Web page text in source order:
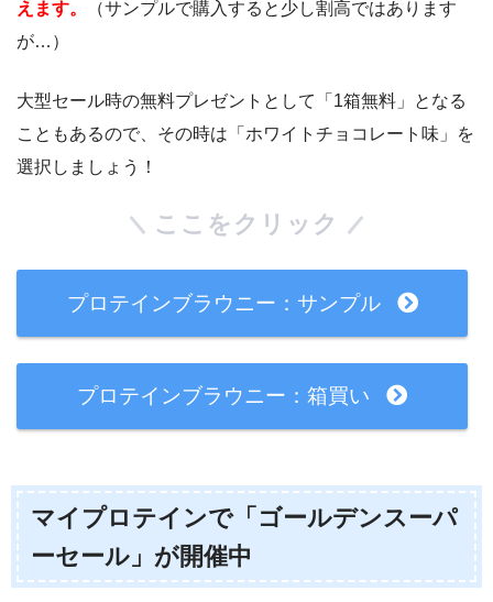
えます。
（サンプルで購入すると少し割高ではあります
が…）
大型セール時の無料プレゼントとして「1箱無料」となる
こともあるので、その時は「ホワイトチョコレート味」を
選択しましょう！
ここをクリック
プロテインブラウニー：サンプル
プロテインブラウニー：箱買い
マイプロテインで「ゴールデンスーパ
ーセール」が開催中